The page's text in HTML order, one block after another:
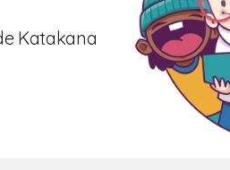
Katakana